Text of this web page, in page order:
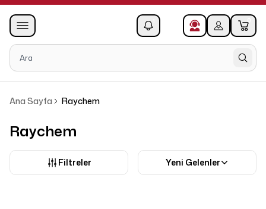
0
Ana Sayfa Raychem
Raychem
Filtreler Yeni Gelenler